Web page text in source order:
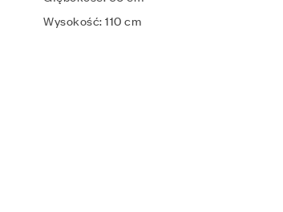
Wysokość: 110 cm